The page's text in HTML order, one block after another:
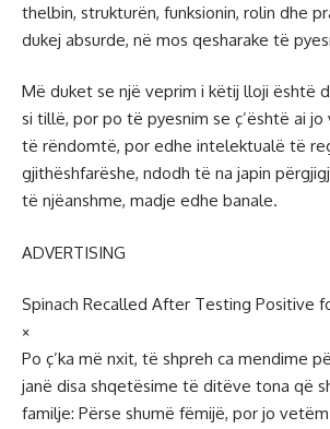
thelbin, strukturën, funksionin, rolin dhe
dukej absurde, në mos qesharake të
Më duket se një veprim i këtij lloji është
si tillë, por po të pyesnim se ç’është ai
të rëndomtë, por edhe intelektualë të
gjithëshfarëshe, ndodh të na japin
të njëanshme, madje edhe banale.
ADVERTISING
Spinach Recalled After Testing Positive
×
Po ç’ka më nxit, të shpreh ca mendime
janë disa shqetësime të ditëve tona që
familje: Përse shumë fëmijë, por jo